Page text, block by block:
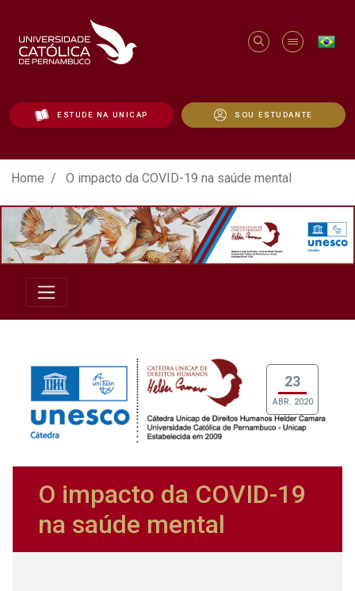
ESTUDE NA UNICAP SOU ESTUDANTE
O impacto da COVID-19 na saúde mental
Home O impacto da COVID-19 na saúde mental
23
ABR. 2020
O impacto da COVID-19
na saúde mental